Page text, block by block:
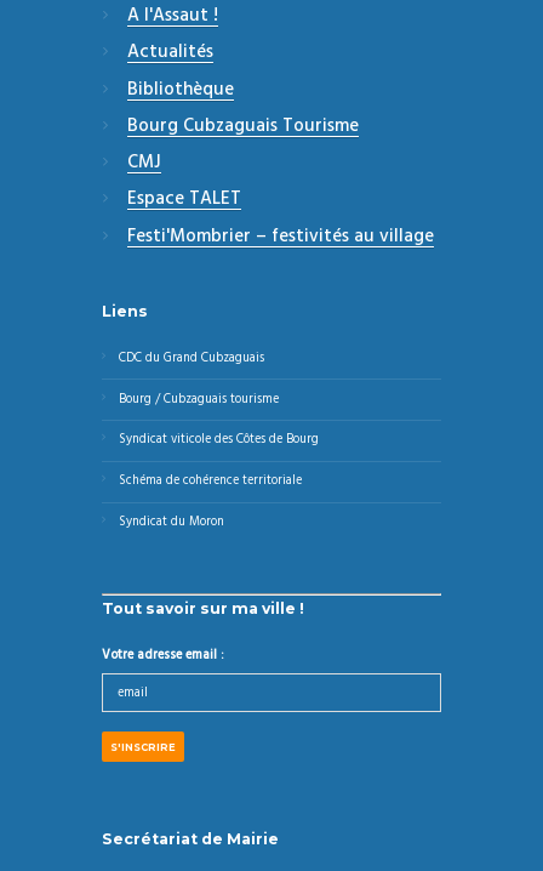
A l'Assaut !
Actualités
Bibliothèque
Bourg Cubzaguais Tourisme
CMJ
Espace TALET
Festi'Mombrier – festivités au village
Liens
CDC du Grand Cubzaguais
Bourg / Cubzaguais tourisme
Syndicat viticole des Côtes de Bourg
Schéma de cohérence territoriale
Syndicat du Moron
Tout savoir sur ma ville !
Votre adresse email :
Secrétariat de Mairie